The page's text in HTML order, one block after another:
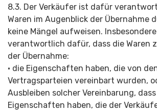
8.3. Der Verkäufer ist dafür
Waren im Augenblick der Übernahme
keine Mängel aufweisen.
verantwortlich dafür, dass die Waren
der Übernahme:
• die Eigenschaften haben, die von
Vertragsparteien vereinbart wurden,
Ausbleiben solcher Vereinbarung,
Eigenschaften haben, die der